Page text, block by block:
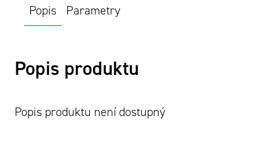
Popis Parametry
Popis produktu
Popis produktu není dostupný